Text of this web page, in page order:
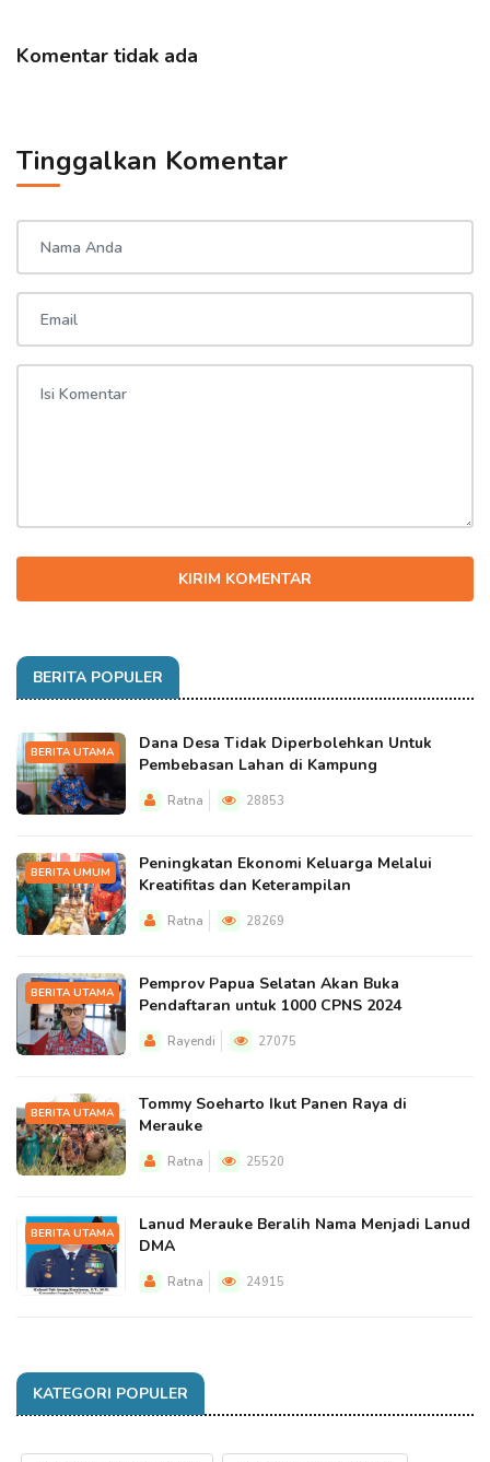
Komentar tidak ada
Tinggalkan Komentar
KIRIM KOMENTAR
BERITA POPULER
BERITA UTAMA
Dana Desa Tidak Diperbolehkan Untuk
Pembebasan Lahan di Kampung
Ratna 28853
BERITA UMUM
Peningkatan Ekonomi Keluarga Melalui
Kreatifitas dan Keterampilan
Ratna 28269
BERITA UTAMA
Pemprov Papua Selatan Akan Buka
Pendaftaran untuk 1000 CPNS 2024
Rayendi 27075
BERITA UTAMA
Tommy Soeharto Ikut Panen Raya di
Merauke
Ratna 25520
BERITA UTAMA
Lanud Merauke Beralih Nama Menjadi Lanud
DMA
Ratna 24915
KATEGORI POPULER